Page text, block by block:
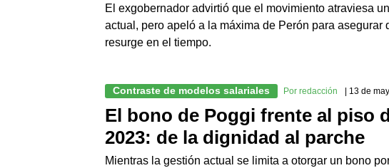
El exgobernador advirtió que el movimiento atraviesa
actual, pero apeló a la máxima de Perón para
resurge en el tiempo.
Contraste de modelos salariales Por redacción | 13 de
El bono de Poggi frente al piso
2023: de la dignidad al parche
Mientras la gestión actual se limita a otorgar un bono